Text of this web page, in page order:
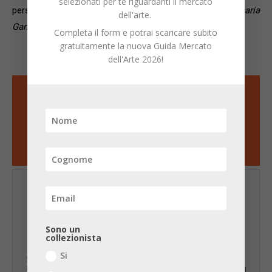
personale in corso alla Galleria
Paolo Curti/Annamaria
Gambuzzi & Co.
NICOLA MAGGI
Giornalista professionista e storico della critica d'arte, Nicola Maggi
(n. 1975) è l'ideatore e fondatore di Collezione da Tiffany il primo blog
dell'arte.
Completa il form e potrai scaricare subito
gratuitamente la nuova Guida Mercato
dell'Arte 2026!
Sono un
collezionista
Si